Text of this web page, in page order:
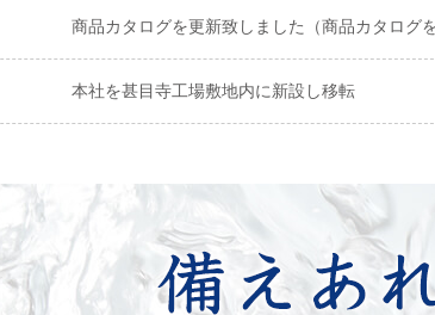
商品カタログを更新致しました（商品カタログ
本社を甚目寺工場敷地内に新設し移転